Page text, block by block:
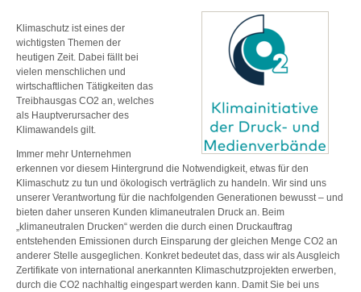
Klimaschutz ist eines der
wichtigsten Themen der
heutigen Zeit. Dabei fällt bei
vielen menschlichen und
wirtschaftlichen Tätigkeiten das
Treibhausgas CO2 an, welches
als Hauptverursacher des
Klimawandels gilt.
Immer mehr Unternehmen
erkennen vor diesem Hintergrund die Notwendigkeit, etwas für den
Klimaschutz zu tun und ökologisch verträglich zu handeln. Wir sind uns
unserer Verantwortung für die nachfolgenden Generationen bewusst – und
bieten daher unseren Kunden klimaneutralen Druck an. Beim
„klimaneutralen Drucken“ werden die durch einen Druckauftrag
entstehenden Emissionen durch Einsparung der gleichen Menge CO2 an
anderer Stelle ausgeglichen. Konkret bedeutet das, dass wir als Ausgleich
Zertifikate von international anerkannten Klimaschutzprojekten erwerben,
durch die CO2 nachhaltig eingespart werden kann. Damit Sie bei uns